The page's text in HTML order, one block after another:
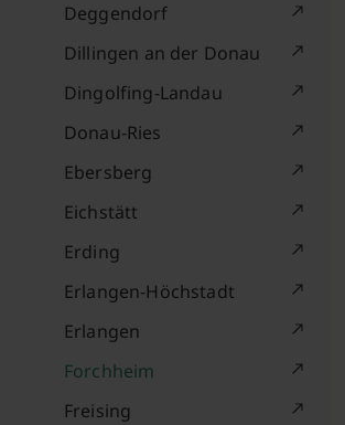
Deggendorf
Dillingen an der Donau
Dingolfing-Landau
Donau-Ries
Ebersberg
Eichstätt
Erding
Erlangen-Höchstadt
Erlangen
Forchheim
Freising